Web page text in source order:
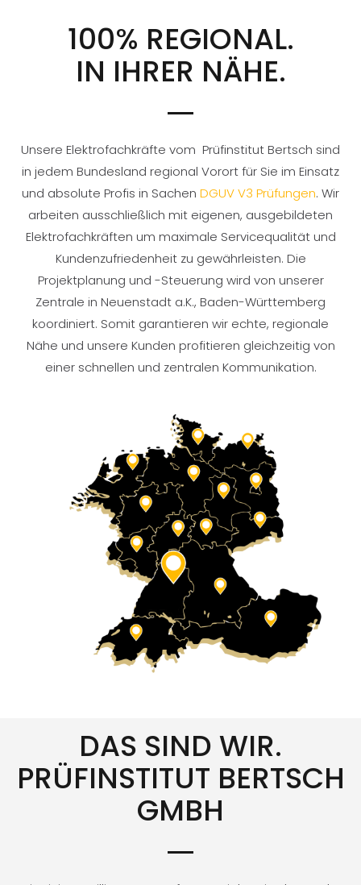
100% REGIONAL.
IN IHRER NÄHE.
Unsere Elektrofachkräfte vom Prüfinstitut Bertsch sind
in jedem Bundesland regional Vorort für Sie im Einsatz
und absolute Profis in Sachen DGUV V3 Prüfungen. Wir
arbeiten ausschließlich mit eigenen, ausgebildeten
Elektrofachkräften um maximale Servicequalität und
Kundenzufriedenheit zu gewährleisten. Die
Projektplanung und -Steuerung wird von unserer
Zentrale in Neuenstadt a.K., Baden-Württemberg
koordiniert. Somit garantieren wir echte, regionale
Nähe und unsere Kunden profitieren gleichzeitig von
einer schnellen und zentralen Kommunikation.
DAS SIND WIR.
PRÜFINSTITUT BERTSCH
GMBH